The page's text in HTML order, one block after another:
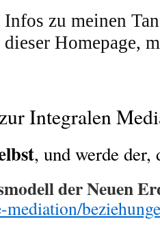
zu meinen
Homepage,
Integralen
, und werde
der Neuen